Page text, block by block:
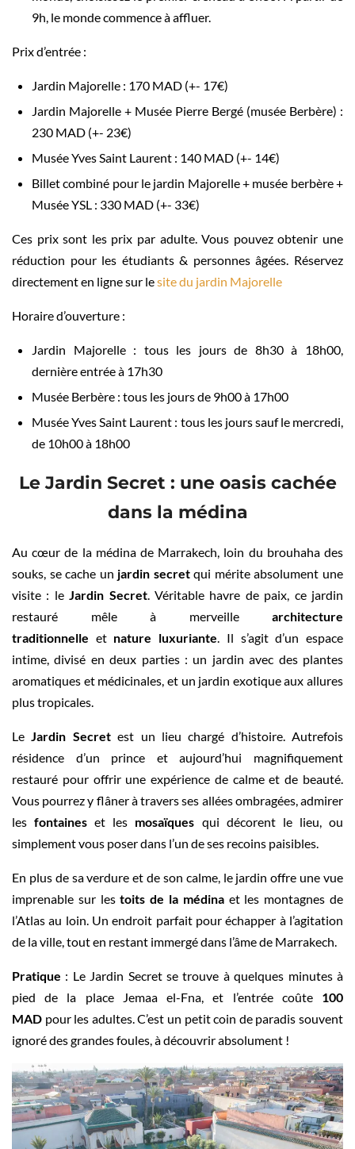
9h, le monde commence à affluer.
Prix d’entrée :
Jardin Majorelle : 170 MAD (+- 17€)
Jardin Majorelle + Musée Pierre Bergé (musée Berbère) :
230 MAD (+- 23€)
Musée Yves Saint Laurent : 140 MAD (+- 14€)
Billet combiné pour le jardin Majorelle + musée berbère +
Musée YSL : 330 MAD (+- 33€)
Ces prix sont les prix par adulte. Vous pouvez obtenir une
réduction pour les étudiants & personnes âgées. Réservez
directement en ligne sur lesite du jardin Majorelle
Horaire d’ouverture :
Jardin Majorelle : tous les jours de 8h30 à 18h00,
dernière entrée à 17h30
Musée Berbère : tous les jours de 9h00 à 17h00
Musée Yves Saint Laurent : tous les jours sauf le mercredi,
de 10h00 à 18h00
Le Jardin Secret : une oasis cachée
dans la médina
Au cœur de la médina de Marrakech, loin du brouhaha des
souks, se cache un jardin secretqui mérite absolument une
visite : leJardin Secret. Véritable havre de paix, ce jardin
restauré mêle à merveille architecture
traditionnelle et nature luxuriante. Il s’agit d’un espace
intime, divisé en deux parties : un jardin avec des plantes
aromatiques et médicinales, et un jardin exotique aux allures
plus tropicales.
LeJardin Secretest un lieu chargé d’histoire. Autrefois
résidence d’un prince et aujourd’hui magnifiquement
restauré pour offrir une expérience de calme et de beauté.
Vous pourrez y flâner à travers ses allées ombragées, admirer
lesfontaines et les mosaïques qui décorent le lieu, ou
simplement vous poser dans l’un de ses recoins paisibles.
En plus de sa verdure et de son calme, le jardin offre une vue
imprenable sur lestoits de la médinaet les montagnes de
l’Atlas au loin. Un endroit parfait pour échapper à l’agitation
de la ville, tout en restant immergé dans l’âme de Marrakech.
Pratique : Le Jardin Secret se trouve à quelques minutes à
pied de la place Jemaa el-Fna, et l’entrée coûte 100
MAD pour les adultes. C’est un petit coin de paradis souvent
ignoré des grandes foules, à découvrir absolument !